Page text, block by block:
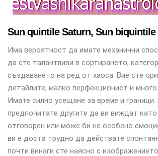
Sun quintile Saturn, Sun biquintile
Има вероятност да имате механични
да сте талантливи в сортирането,
създаването на ред от хаоса. Вие сте
детайлите, малко перфекционист и
Имате силно усещане за време и
предпочитате другите да ви виждат
отговорен или може би не особено
ви е доста трудно да действате
почти винаги сте наясно с